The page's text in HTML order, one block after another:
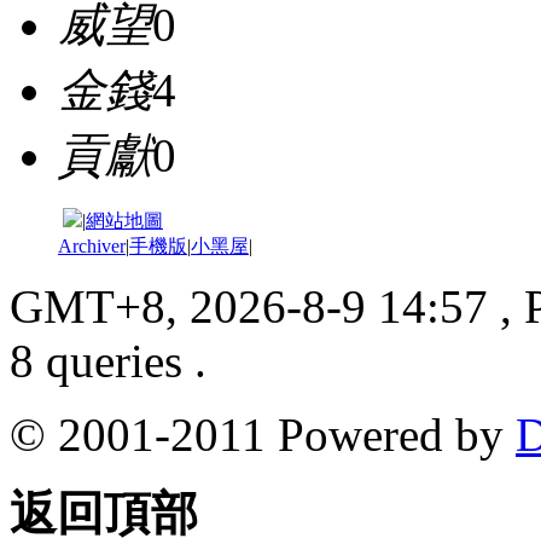
威望0
金錢4
貢獻0
|網站地圖
Archiver|手機版|小黑屋|
GMT+8, 2026-8-9 14:57 ,
8 queries .
© 2001-2011 Powered by
返回頂部